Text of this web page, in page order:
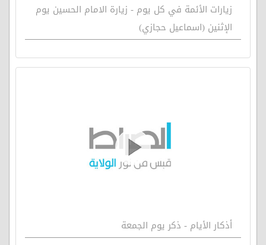
زيارات الأئمة في كل يوم - زيارة الامام الحسين يوم
الإثنين (اسماعيل حجازي)
أذكار الأيام - ذكر يوم الجمعة